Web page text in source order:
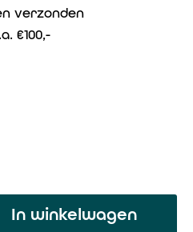
verzonden
€100,-
In winkelwagen